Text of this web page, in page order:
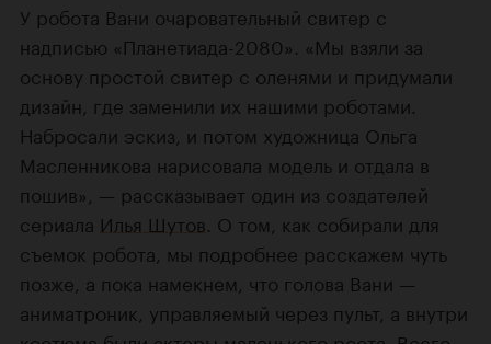
У робота Вани очаровательный свитер с
надписью «Планетиада-2080». «Мы взяли за
основу простой свитер с оленями и придумали
дизайн, где заменили их нашими роботами.
Набросали эскиз, и потом художница Ольга
Масленникова нарисовала модель и отдала в
пошив», — рассказывает один из создателей
сериала Илья Шутов . О том, как собирали для
съемок робота, мы подробнее расскажем чуть
позже, а пока намекнем, что голова Вани —
аниматроник, управляемый через пульт, а внутри